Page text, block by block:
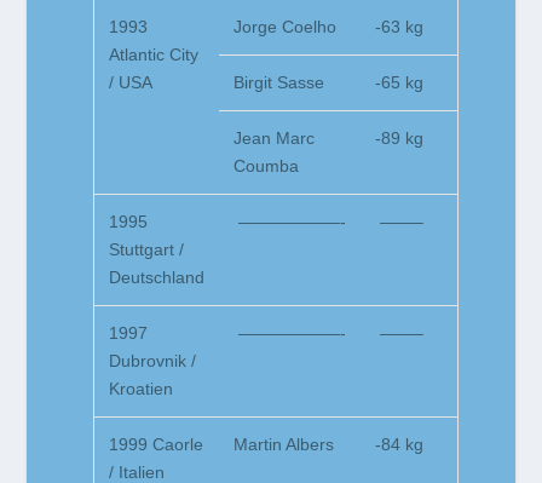
1993
Atlantic City
/ USA
Jorge Coelho -63 kg
Birgit Sasse -65 kg
Jean Marc
Coumba
-89 kg
1995
Stuttgart /
Deutschland
——————- ——–
1997
Dubrovnik /
Kroatien
——————- ——–
1999 Caorle
/ Italien
Martin Albers -84 kg